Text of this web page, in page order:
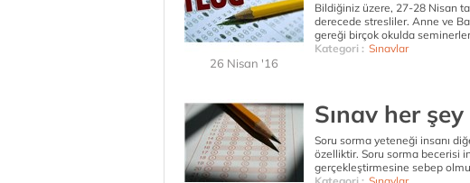
26 Nisan '16
Bildiğiniz üzere, 27-28 Nisan
derecede stresliler. Anne ve
gereği birçok okulda
Kategori : Sınavlar
Sınav her
Soru sorma yeteneği insanı
özelliktir. Soru sorma becerisi
gerçekleştirmesine sebep